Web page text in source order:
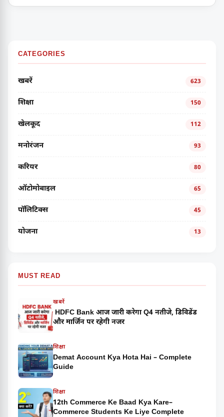
CATEGORIES
खबरें 623
शिक्षा 150
खेलकूद 112
मनोरंजन 93
करियर 80
ऑटोमोबाइल 65
पॉलिटिक्स 45
योजना 13
MUST READ
खबरें
HDFC Bank आज जारी करेगा Q4 नतीजे, डिविडेंड
और मार्जिन पर रहेगी नजर
शिक्षा
Demat Account Kya Hota Hai – Complete
Guide
शिक्षा
12th Commerce Ke Baad Kya Kare–
Commerce Students Ke Liye Complete